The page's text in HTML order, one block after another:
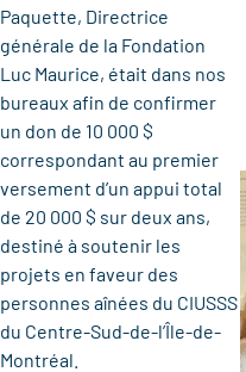
Paquette, Directrice
générale de la Fondation
Luc Maurice, était dans nos
bureaux afin de confirmer
un don de 10 000 $
correspondant au premier
versement d’un appui total
de 20 000 $ sur deux ans,
destiné à soutenir les
projets en faveur des
personnes aînées du CIUSSS
du Centre-Sud-de-l’Île-de-
Montréal.